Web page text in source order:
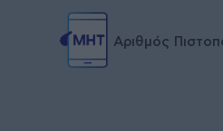
Αριθμός